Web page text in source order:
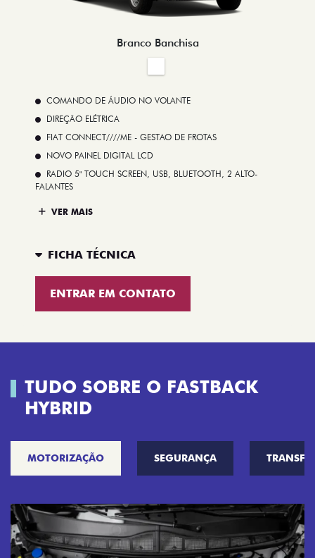
Branco Banchisa
COMANDO DE ÁUDIO NO VOLANTE
DIREÇÃO ELÉTRICA
FIAT CONNECT////ME - GESTAO DE FROTAS
NOVO PAINEL DIGITAL LCD
RADIO 5" TOUCH SCREEN, USB, BLUETOOTH, 2 ALTO-
FALANTES
VER MAIS
FICHA TÉCNICA
ENTRAR EM CONTATO
TUDO SOBRE O FASTBACK
HYBRID
MOTORIZAÇÃO SEGURANÇA